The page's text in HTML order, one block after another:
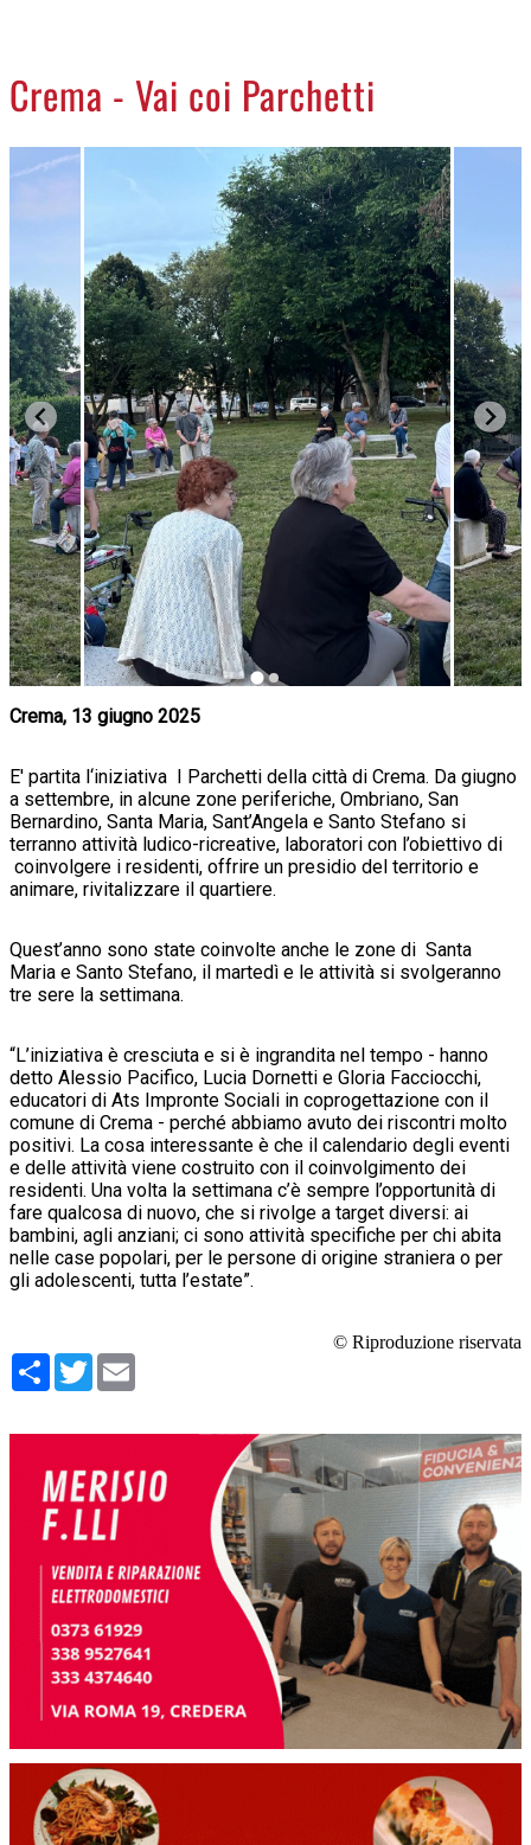
LA PIAZZA
ANIMALI
NECROLOGI
ACCEDI
Crema - Vai coi Parchetti
Crema, 13 giugno 2025
E' partita l‘iniziativa I Parchetti della città di Crema. Da giugno
a settembre, in alcune zone periferiche, Ombriano, San
Bernardino, Santa Maria, Sant’Angela e Santo Stefano si
terranno attività ludico-ricreative, laboratori con l’obiettivo di
coinvolgere i residenti, offrire un presidio del territorio e
animare, rivitalizzare il quartiere.
Quest’anno sono state coinvolte anche le zone di Santa
Maria e Santo Stefano, il martedì e le attività si svolgeranno
tre sere la settimana.
“L’iniziativa è cresciuta e si è ingrandita nel tempo - hanno
detto Alessio Pacifico, Lucia Dornetti e Gloria Facciocchi,
educatori di Ats Impronte Sociali in coprogettazione con il
comune di Crema - perché abbiamo avuto dei riscontri molto
positivi. La cosa interessante è che il calendario degli eventi
e delle attività viene costruito con il coinvolgimento dei
residenti. Una volta la settimana c’è sempre l’opportunità di
fare qualcosa di nuovo, che si rivolge a target diversi: ai
bambini, agli anziani; ci sono attività specifiche per chi abita
nelle case popolari, per le persone di origine straniera o per
gli adolescenti, tutta l’estate”.
© Riproduzione riservata
Condividi
Twitter